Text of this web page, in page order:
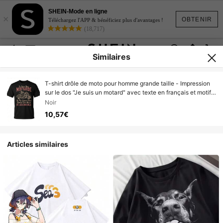
OBTENIR
×
SHEIN-Mode en ligne
Téléchargez l'APP & bénéficiez plus d'avantages !
(18,717)
Similaires
T-shirt drôle de moto pour homme grande taille - Impression
sur le dos "Je suis un motard" avec texte en français et motif
de motard - Tissu 100% respirant, t-shirt décontracté
confortable à col rond et manches courtes pour les
passionnés de moto - Humoristique
Noir
10,57€
Articles similaires